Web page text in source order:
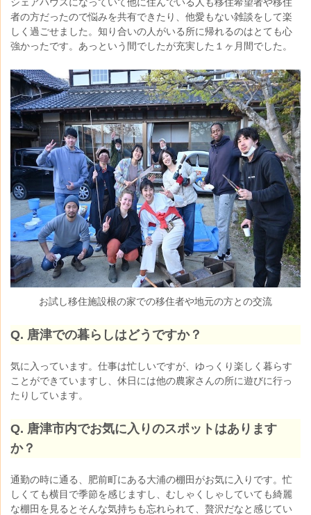
シェアハウスになっていて他に住んでいる人も移住希望者や移住
者の方だったので悩みを共有できたり、他愛もない雑談をして楽
しく過ごせました。知り合いの人がいる所に帰れるのはとても心
強かったです。あっという間でしたが充実した１ヶ月間でした。
お試し移住施設根の家での移住者や地元の方との交流
Q. 唐津での暮らしはどうですか？
気に入っています。仕事は忙しいですが、ゆっくり楽しく暮らす
ことができていますし、休日には他の農家さんの所に遊びに行っ
たりしています。
Q. 唐津市内でお気に入りのスポットはあります
か？
通勤の時に通る、肥前町にある大浦の棚田がお気に入りです。忙
しくても横目で季節を感じますし、むしゃくしゃしていても綺麗
な棚田を見るとそんな気持ちも忘れられて、贅沢だなと感じてい